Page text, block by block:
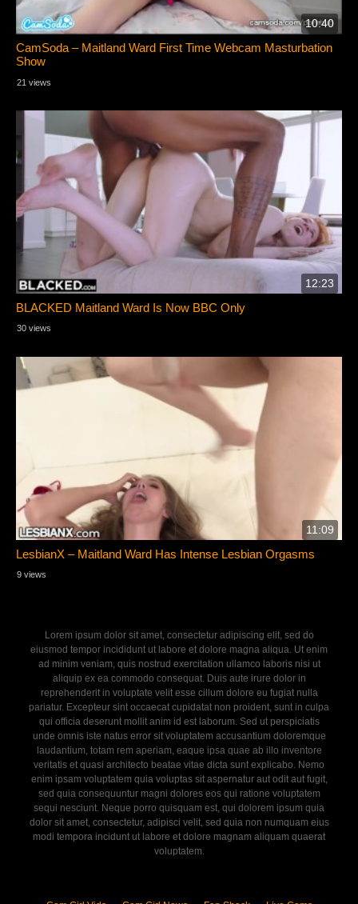
10:40
CamSoda – Maitland Ward First Time Webcam Masturbation
Show
21 views
12:23
BLACKED Maitland Ward Is Now BBC Only
30 views
11:09
LesbianX – Maitland Ward Has Intense Lesbian Orgasms
9 views
Lorem ipsum dolor sit amet, consectetur adipiscing elit, sed do
eiusmod tempor incididunt ut labore et dolore magna aliqua. Ut enim
ad minim veniam, quis nostrud exercitation ullamco laboris nisi ut
aliquip ex ea commodo consequat. Duis aute irure dolor in
reprehenderit in voluptate velit esse cillum dolore eu fugiat nulla
pariatur. Excepteur sint occaecat cupidatat non proident, sunt in culpa
qui officia deserunt mollit anim id est laborum. Sed ut perspiciatis
unde omnis iste natus error sit voluptatem accusantium doloremque
laudantium, totam rem aperiam, eaque ipsa quae ab illo inventore
veritatis et quasi architecto beatae vitae dicta sunt explicabo. Nemo
enim ipsam voluptatem quia voluptas sit aspernatur aut odit aut fugit,
sed quia consequuntur magni dolores eos qui ratione voluptatem
sequi nesciunt. Neque porro quisquam est, qui dolorem ipsum quia
dolor sit amet, consectetur, adipisci velit, sed quia non numquam eius
modi tempora incidunt ut labore et dolore magnam aliquam quaerat
voluptatem.